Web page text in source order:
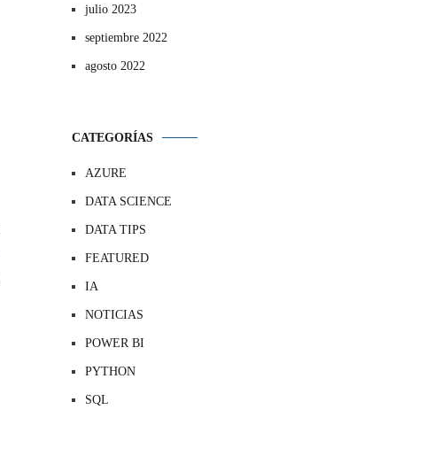
julio 2023
septiembre 2022
agosto 2022
CATEGORÍAS
AZURE
DATA SCIENCE
DATA TIPS
FEATURED
IA
NOTICIAS
POWER BI
PYTHON
SQL